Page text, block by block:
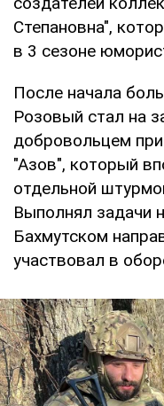
Степановна",
в 3 сезоне
После начала
Розовый стал на
добровольцем
"Азов", который
отдельной
Выполнял задачи
Бахмутском
участвовал в